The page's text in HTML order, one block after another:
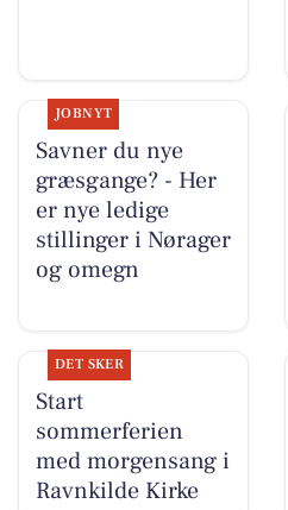
JOBNYT
Savner du nye
græsgange? - Her
er nye ledige
stillinger i Nørager
og omegn
DET SKER
Start
sommerferien
med morgensang i
Ravnkilde Kirke